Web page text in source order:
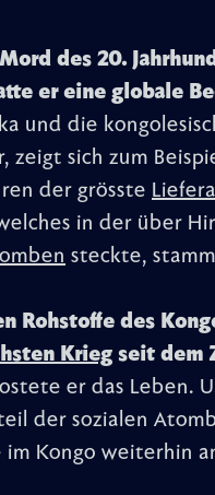
des 20.
er eine globale
und die
zeigt sich zum
der grösste
in der über
steckte,
Rohstoffe des
Krieg seit dem
er das Leben.
der sozialen
Kongo weiterhin